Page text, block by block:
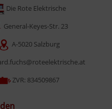
Die Rote Elektrische
General-Keyes-Str. 23
A-5020 Salzburg
ZVR: 834509867